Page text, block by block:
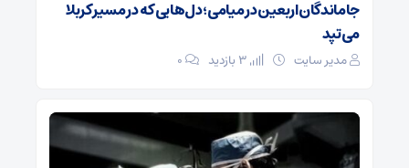
جاماندگان اربعین در میامی؛ دل‌هایی که در مسیر کربلا
می‌تپد
مدیر سایت ۰